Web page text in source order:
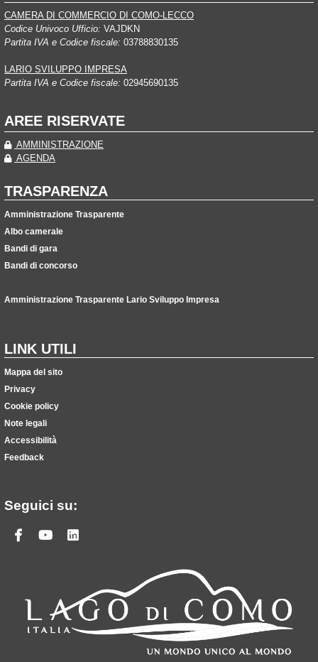
CAMERA DI COMMERCIO DI COMO-LECCO
Codice Univoco Ufficio: VAJDKN
Partita IVA e Codice fiscale: 03788830135
LARIO SVILUPPO IMPRESA
Partita IVA e Codice fiscale: 02945690135
AREE RISERVATE
AMMINISTRAZIONE
AGENDA
TRASPARENZA
Amministrazione Trasparente
Albo camerale
Bandi di gara
Bandi di concorso
Amministrazione Trasparente Lario Sviluppo Impresa
LINK UTILI
Mappa del sito
Privacy
Cookie policy
Note legali
Accessibilità
Feedback
Seguici su:
Facebook
Youtube